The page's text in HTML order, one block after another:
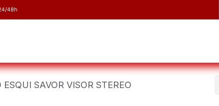
48h
SAVOR VISOR STEREO